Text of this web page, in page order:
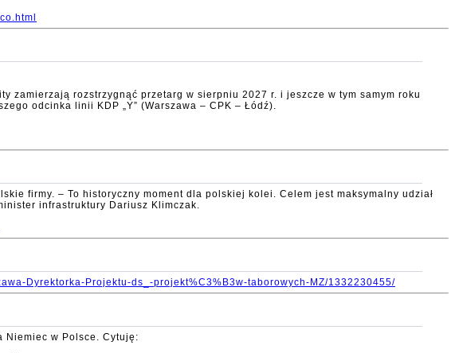
zamierzają rozstrzygnąć przetarg w sierpniu 2027 r. i jeszcze w tym samym roku
odcinka linii KDP „Y” (Warszawa – CPK – Łódź).
firmy. – To historyczny moment dla polskiej kolei. Celem jest maksymalny udział
infrastruktury Dariusz Klimczak.
Dyrektorka-Projektu-ds_-projekt%C3%B3w-taborowych-MZ/1332230455/
Niemiec w Polsce. Cytuję: